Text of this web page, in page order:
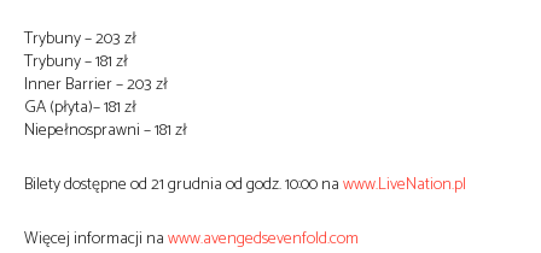
Trybuny – 203 zł
Trybuny – 181 zł
Inner Barrier – 203 zł
GA (płyta)– 181 zł
Niepełnosprawni – 181 zł
Bilety dostępne od 21 grudnia od godz. 10:00 nawww.LiveNation.pl
Więcej informacji nawww.avengedsevenfold.com